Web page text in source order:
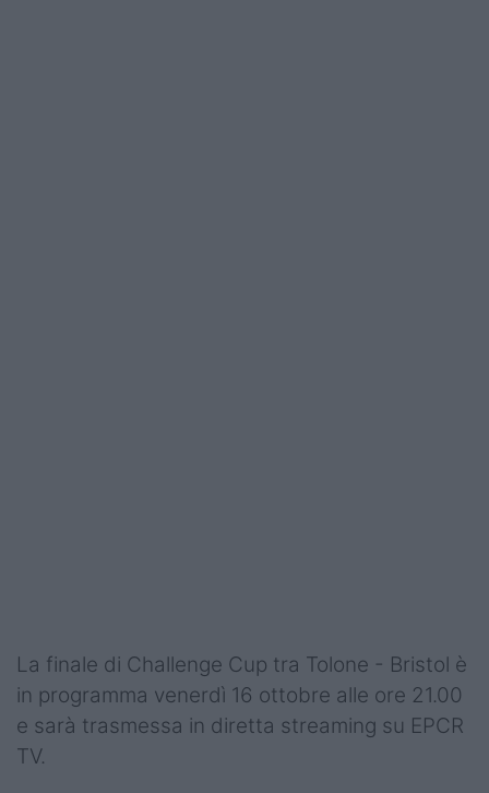
La finale di Challenge Cup tra Tolone - Bristol è
in programma venerdì 16 ottobre alle ore 21.00
e sarà trasmessa in diretta streaming su EPCR
TV.